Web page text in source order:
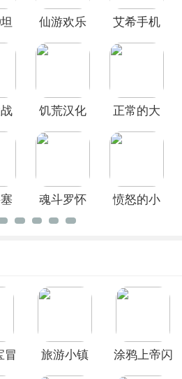
戏，欢迎前来本站挑选免费下载畅玩！
仙游欢乐
艾希手机
饥荒汉化
正常的大
中文版
魂斗罗怀
旧版
愤怒的小
冒
旅游小镇
涂鸦上帝闪